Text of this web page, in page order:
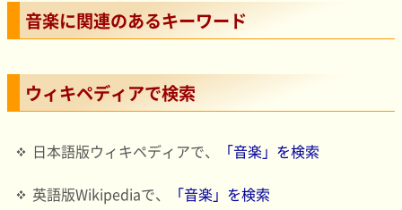
音楽に関連のあるキーワード
ウィキペディアで検索
日本語版ウィキペディアで、
「音楽」を検索
英語版Wikipediaで、
「音楽」を検索